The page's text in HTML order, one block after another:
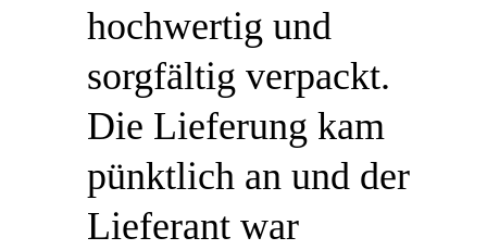
hochwertig und
sorgfältig verpackt.
Die Lieferung kam
pünktlich an und der
Lieferant war